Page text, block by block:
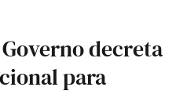
decreta
para